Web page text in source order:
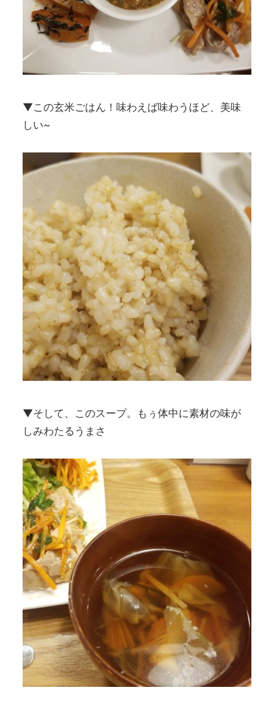
▼この玄米ごはん！味わえば味わうほど、美味
しい~
▼そして、このスープ。もぅ体中に素材の味が
しみわたるうまさ